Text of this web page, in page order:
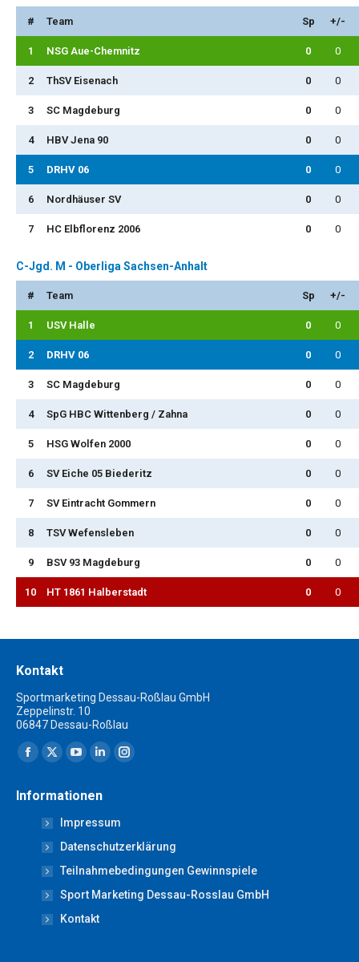
# Team Sp +/-
1 NSG Aue-Chemnitz 0 0
2 ThSV Eisenach 0 0
3 SC Magdeburg 0 0
4 HBV Jena 90 0 0
5 DRHV 06 0 0
6 Nordhäuser SV 0 0
7 HC Elbflorenz 2006 0 0
C-Jgd. M - Oberliga Sachsen-Anhalt
# Team Sp +/-
1 USV Halle 0 0
2 DRHV 06 0 0
3 SC Magdeburg 0 0
4 SpG HBC Wittenberg / Zahna 0 0
5 HSG Wolfen 2000 0 0
6 SV Eiche 05 Biederitz 0 0
7 SV Eintracht Gommern 0 0
8 TSV Wefensleben 0 0
9 BSV 93 Magdeburg 0 0
10 HT 1861 Halberstadt 0 0
Kontakt
Sportmarketing Dessau-Roßlau GmbH
Zeppelinstr. 10
06847 Dessau-Roßlau
Finden Sie uns auf:
Facebook
opens
new
window
X
opens
in
new
window
YouTube
opens
in
new
window
Linkedin
opens
in
new
window
Instagram
new
window
Informationen
Impressum
Datenschutzerklärung
Teilnahmebedingungen Gewinnspiele
Sport Marketing Dessau-Rosslau GmbH
Kontakt